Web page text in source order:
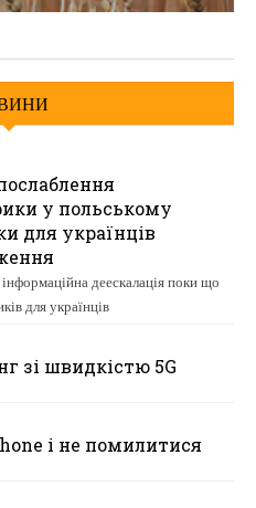
у польському
для українців
деескалація поки що
для українців
зі швидкістю 5G
і не помилитися